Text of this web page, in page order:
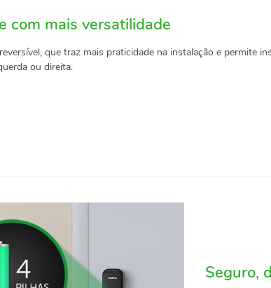
com mais versatilidade
que traz mais praticidade na instalação e permite
ou direita.
Seguro,